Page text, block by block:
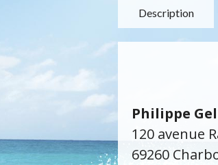
Description
Philippe
120 avenue
69260